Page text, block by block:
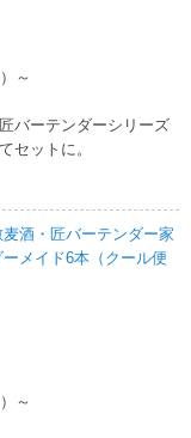
～
バーテンダーシリーズ
セットに。
酒・匠バーテンダー家
メイド6本（クール便
～